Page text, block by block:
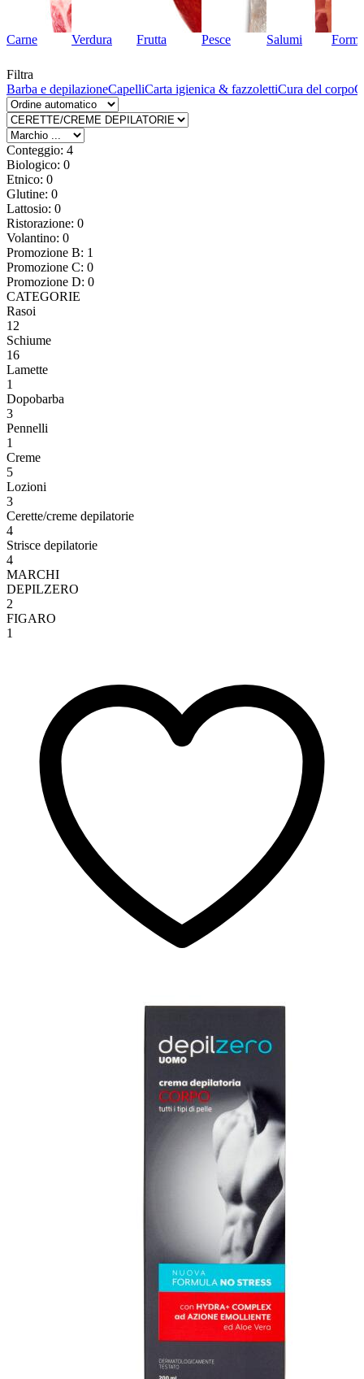
Carne Verdura Frutta Pesce Salumi
Filtra
Barba e depilazioneCapelliCarta igienica & fazzolettiCura del corpo
Conteggio: 4
Biologico: 0
Etnico: 0
Glutine: 0
Lattosio: 0
Ristorazione: 0
Volantino: 0
Promozione B: 1
Promozione C: 0
Promozione D: 0
CATEGORIE
Rasoi
12
Schiume
16
Lamette
1
Dopobarba
3
Pennelli
1
Creme
5
Lozioni
3
Cerette/creme depilatorie
4
Strisce depilatorie
4
MARCHI
DEPILZERO
2
FIGARO
1